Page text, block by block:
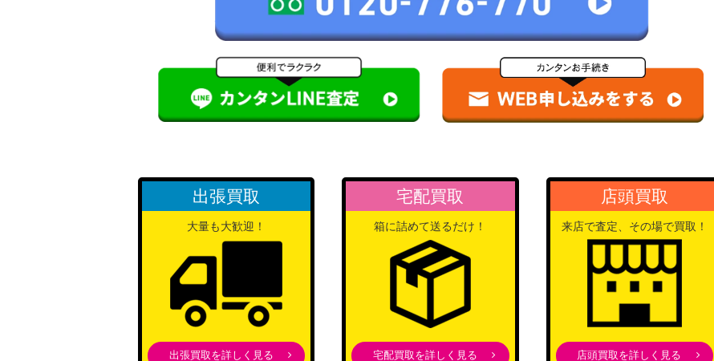
出張買取
大量も大歓迎！
出張買取を詳しく見る
宅配買取
箱に詰めて送るだけ！
宅配買取を詳しく見る
店頭買取
来店で査定、その場で買取！
店頭買取を詳しく見る